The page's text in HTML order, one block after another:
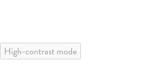
High-contrast mode